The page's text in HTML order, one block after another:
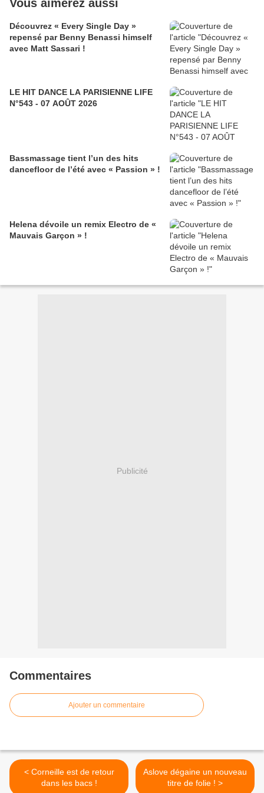
Vous aimerez aussi
Découvrez « Every Single Day »
repensé par Benny Benassi himself
avec Matt Sassari !
LE HIT DANCE LA PARISIENNE LIFE
N°543 - 07 AOÛT 2026
Bassmassage tient l’un des hits
dancefloor de l’été avec « Passion » !
Helena dévoile un remix Electro de «
Mauvais Garçon » !
Publicité
Commentaires
Ajouter un commentaire
< Corneille est de retour
dans les bacs !
Aslove dégaine un nouveau
titre de folie ! >